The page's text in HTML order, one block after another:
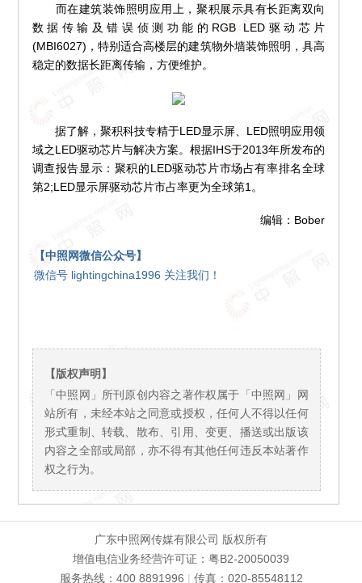
而在建筑装饰照明应用上，聚积展示具有长距离双向
数据传输及错误侦测功能的RGB LED驱动芯片
(MBI6027)，特别适合高楼层的建筑物外墙装饰照明，具高
稳定的数据长距离传输，方便维护。
据了解，聚积科技专精于LED显示屏、LED照明应用领
域之LED驱动芯片与解决方案。根据IHS于2013年所发布的
调查报告显示：聚积的LED驱动芯片市场占有率排名全球
第2;LED显示屏驱动芯片市占率更为全球第1。
编辑：Bober
【中照网微信公众号】
微信号 lightingchina1996 关注我们！
【版权声明】
「中照网」所刊原创内容之著作权属于「中照网」网
站所有，未经本站之同意或授权，任何人不得以任何
形式重制、转载、散布、引用、变更、播送或出版该
内容之全部或局部，亦不得有其他任何违反本站著作
权之行为。
广东中照网传媒有限公司 版权所有
增值电信业务经营许可证：粤B2-20050039
服务热线：400 8891996 | 传真：020-85548112